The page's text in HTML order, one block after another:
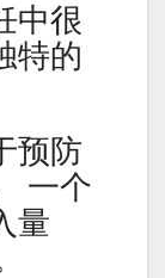
中很
特的
预防
一个
量